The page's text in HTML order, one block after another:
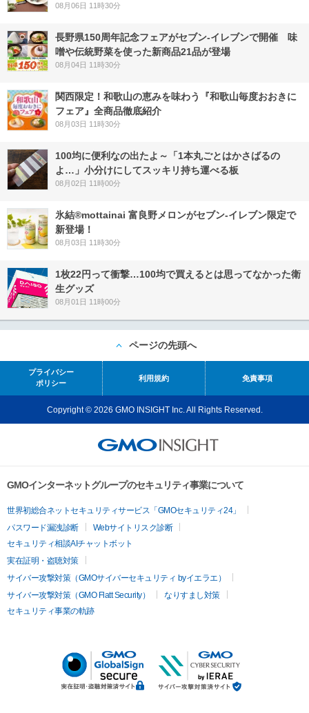
08月06日 11時30分
長野県150周年記念フェアがセブン-イレブンで開催 味
噌や伝統野菜を使った新商品21品が登場
08月04日 11時30分
関西限定！和歌山の恵みを味わう『和歌山毎度おおきに
フェア』全商品徹底紹介
08月03日 11時30分
100均に便利なの出たよ～「1本丸ごとはかさばるの
よ…」小分けにしてスッキリ持ち運べる板
08月02日 11時00分
氷結®mottainai 富良野メロンがセブン‐イレブン限定で
新登場！
08月03日 11時30分
1枚22円って衝撃…100均で買えるとは思ってなかった衛
生グッズ
08月01日 11時00分
ページの先頭へ
プライバシー
ポリシー
利用規約 免責事項
Copyright © 2026 GMO INSIGHT Inc. All Rights Reserved.
GMOインターネットグループのセキュリティ事業について
世界初総合ネットセキュリティサービス「GMOセキュリティ24」
パスワード漏洩診断
Webサイトリスク診断
セキュリティ相談AIチャットボット
実在証明・盗聴対策
サイバー攻撃対策（GMOサイバーセキュリティ byイエラエ）
サイバー攻撃対策（GMO Flatt Security）
なりすまし対策
セキュリティ事業の軌跡